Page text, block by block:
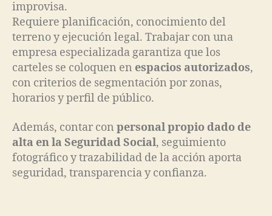
improvisa.
Requiere planificación, conocimiento del
terreno y ejecución legal. Trabajar con una
empresa especializada garantiza que los
carteles se coloquen en espacios autorizados,
con criterios de segmentación por zonas,
horarios y perfil de público.
Además, contar con personal propio dado de
alta en la Seguridad Social, seguimiento
fotográfico y trazabilidad de la acción aporta
seguridad, transparencia y confianza.